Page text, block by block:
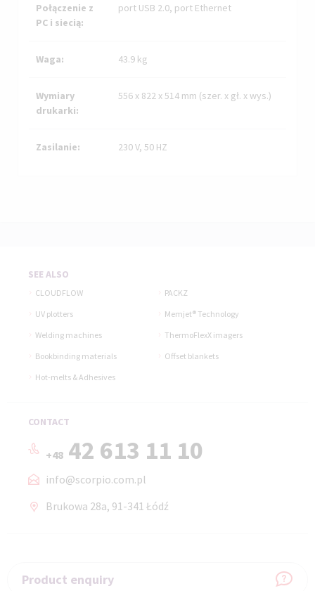
Połączenie z
PC i siecią:
port USB 2.0, port Ethernet
Waga: 43.9 kg
Wymiary
drukarki:
556 x 822 x 514 mm (szer. x gł. x wys.)
Zasilanie: 230 V, 50 HZ
SEE ALSO
CLOUDFLOW
PACKZ
UV plotters
Memjet® Technology
Welding machines
ThermoFlexX imagers
Bookbinding materials
Offset blankets
Hot-melts & Adhesives
CONTACT
+48 42 613 11 10
info@scorpio.com.pl
Brukowa 28a, 91-341 Łódź
Product enquiry